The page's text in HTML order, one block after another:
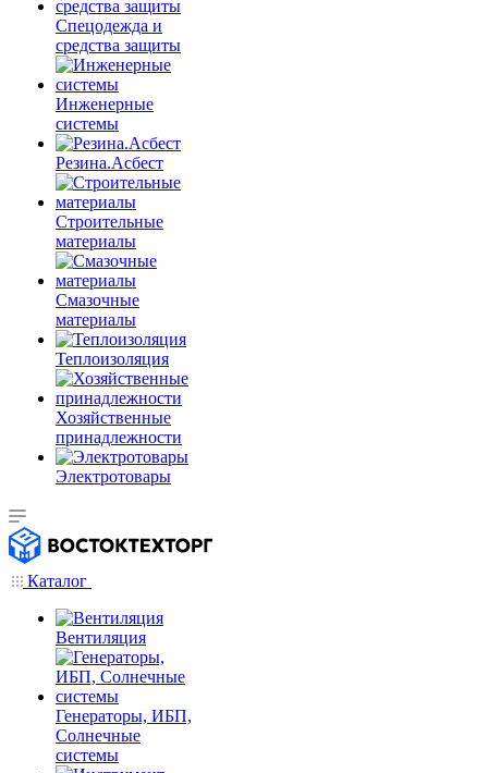
Спецодежда и
средства защиты
Инженерные
системы
Резина.Асбест
Строительные
материалы
Смазочные
материалы
Теплоизоляция
Хозяйственные
принадлежности
Электротовары
Каталог
Вентиляция
Генераторы, ИБП,
Солнечные
системы